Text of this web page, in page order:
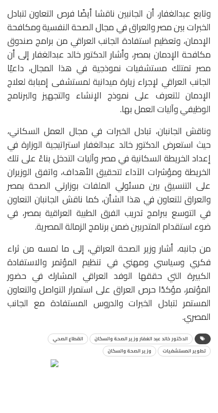
وتابع عبدالغفار، أن الجانبين ناقشا أيضًا فرص التعاون لتبادل
الخبرات بين مصر والعراق في مجال الصحة النفسية ومكافحة
الإدمان، وتعظيم استفادة الجانب العراقي من برامج صندوق
مكافحة الإدمان بمصر، وأشار الدكتور خالد عبدالغفار إلى أن
مصر تمتلك مستشفيات نموذجية في هذا المجال، داعيًا
الجانب العراقي لإجراء زيارة ميدانية لمستشفى إمبابة لعلاج
الإدمان للتعرف على نموذج الإنشاء والتجهيز والبرنامج
الوظيفي وآليات العمل بها.
وناقش الجانبان، تبادل الخبرات في مجال العمل السكاني،
حيث استعرض الدكتور خالد عبدالغفار استراتيجية الوزارة في
إعداد الخريطة السكانية في مصر وآليات التدخل بناءً على تلك
الخريطة ومؤشرات الآداء لتحقيق الأهداف، واتفق الوزيران
على التنسيق بين مسئولي الملفات بوزارتي الصحة بمصر
والعراق للتعاون في هذا الشأن، كما ناقش الجانبان التعاون
في التوسع ببرامج تدريب الفرق الطبية العراقية بمصر، في
ضوء استقدام المتدربين ضمن برنامج الزمالة المصرية.
من جانبه، أشار وزير الصحة العراقي، إلى ما لمسه من ثراء
فكري وسياسي ومهني في تنظيم المؤتمر والاستفادة
الكبيرة التي حققها الوفد العراقي المشارك في حضور
المؤتمر، مؤكدًا حرص العراق على استمرار التواصل والتعاون
المستمر لتبادل الخبرات والدروس المستفادة مع الجانب
المصري.
الدكتور خالد عبد الغفار وزير الصحة والسكان
القطاع الصحي
تطوير المستشفيات
وزير الصحة والسكان